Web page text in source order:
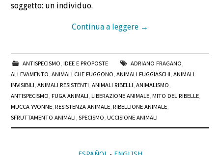
soggetto: un individuo.
Continua a leggere →
ANTISPECISMO IDEE E PROPOSTE ADRIANO FRAGANO
ALLEVAMENTO ,ANIMALI CHE FUGGONO ,ANIMALI FUGGIASCHI ,ANIMALI
INVISIBILI ,ANIMALI RESISTENTI ,ANIMALI RIBELLI ,ANIMALISMO
ANTISPECISMO ,FUGA ANIMALI ,LIBERAZIONE ANIMALE ,MITO DEL RIBELLE
MUCCA YVONNE ,RESISTENZA ANIMALE ,RIBELLIONE ANIMALE
SFRUTTAMENTO ANIMALI ,SPECISMO ,UCCISIONE ANIMALI